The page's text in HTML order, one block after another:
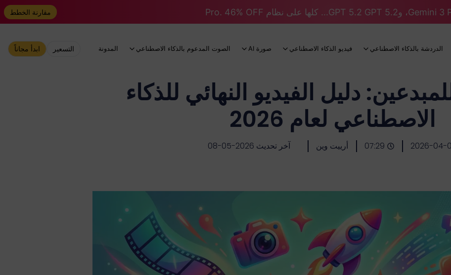
مقارنة الخطط
الدردشة بالذكاء الاصطناعي فيديو الذكاء الاصطناعي صورة AI الصوت المدعوم بالذكاء الاصطناعي المدونة التسعير ابدأ مجاناً
دليل الفيديو النهائي للذكاء
الاصطناعي لعام 2026
2026-04-
07:29 أرييت وين آخر تحديث 2026-05-08